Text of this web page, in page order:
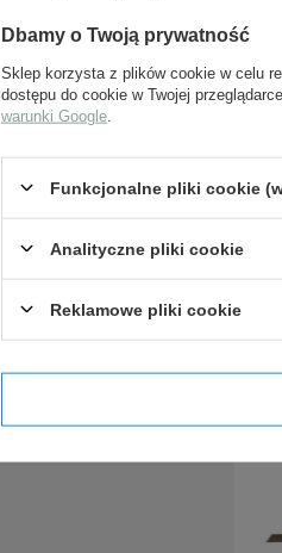
Dbamy o Twoją prywatność
Sklep korzysta z plików cookie w celu
dostępu do cookie w Twojej
warunki Google
Funkcjonalne pliki cookie
Analityczne pliki cookie
Reklamowe pliki cookie